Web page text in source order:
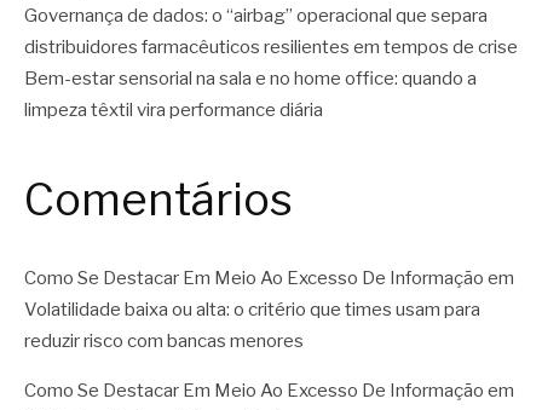
Governança de dados: o “airbag” operacional que separa
distribuidores farmacêuticos resilientes em tempos de crise
Bem-estar sensorial na sala e no home office: quando a
limpeza têxtil vira performance diária
Comentários
Como Se Destacar Em Meio Ao Excesso De Informação em
Volatilidade baixa ou alta: o critério que times usam para
reduzir risco com bancas menores
Como Se Destacar Em Meio Ao Excesso De Informação em